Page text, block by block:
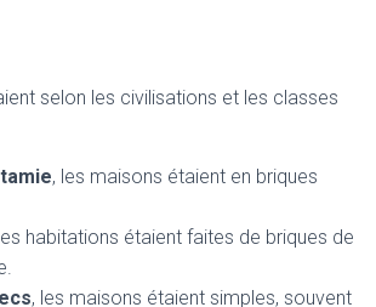
selon les civilisations et les classes
, les maisons étaient en briques
habitations étaient faites de briques de
, les maisons étaient simples, souvent